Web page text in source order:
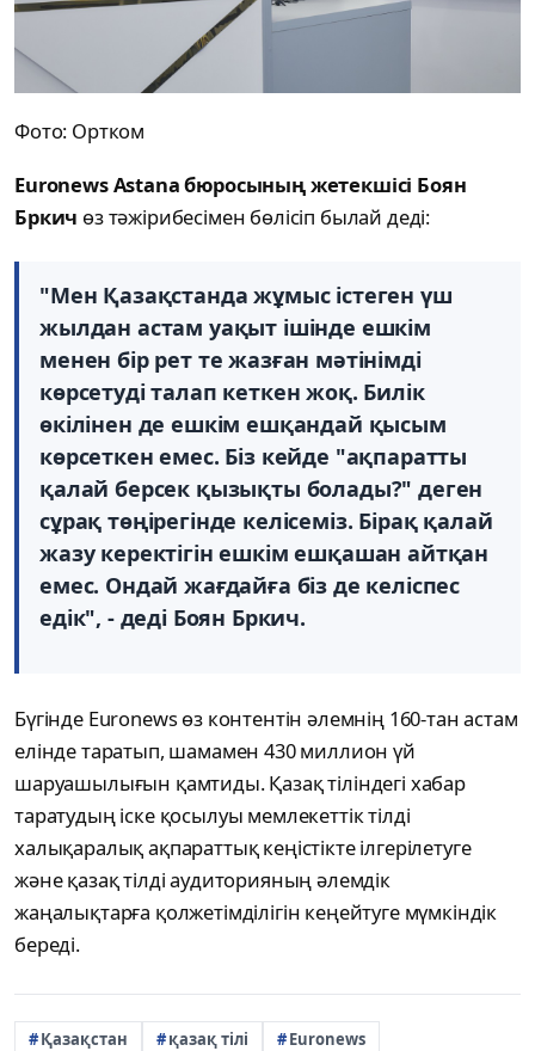
Фото: Ортком
Euronews Astana бюросының жетекшісі Боян
Бркич өз тәжірибесімен бөлісіп былай деді:
"Мен Қазақстанда жұмыс істеген үш
жылдан астам уақыт ішінде ешкім
менен бір рет те жазған мәтінімді
көрсетуді талап кеткен жоқ. Билік
өкілінен де ешкім ешқандай қысым
көрсеткен емес. Біз кейде "ақпаратты
қалай берсек қызықты болады?" деген
сұрақ төңірегінде келісеміз. Бірақ қалай
жазу керектігін ешкім ешқашан айтқан
емес. Ондай жағдайға біз де келіспес
едік", - деді Боян Бркич.
Бүгінде Euronews өз контентін әлемнің 160-тан астам
елінде таратып, шамамен 430 миллион үй
шаруашылығын қамтиды. Қазақ тіліндегі хабар
таратудың іске қосылуы мемлекеттік тілді
халықаралық ақпараттық кеңістікте ілгерілетуге
және қазақ тілді аудиторияның әлемдік
жаңалықтарға қолжетімділігін кеңейтуге мүмкіндік
береді.
Қазақстан қазақ тілі
Euronews